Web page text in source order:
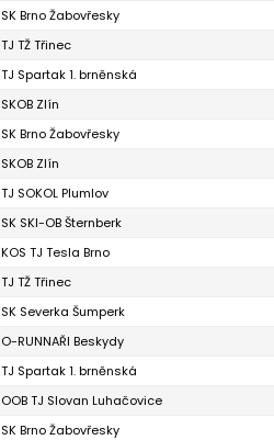
SK Brno Žabovřesky
TJ TŽ Třinec
TJ Spartak 1. brněnská
SKOB Zlín
SK Brno Žabovřesky
SKOB Zlín
TJ SOKOL Plumlov
SK SKI-OB Šternberk
KOS TJ Tesla Brno
TJ TŽ Třinec
SK Severka Šumperk
O-RUNNAŘI Beskydy
TJ Spartak 1. brněnská
OOB TJ Slovan Luhačovice
SK Brno Žabovřesky